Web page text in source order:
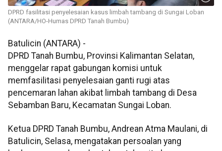
DPRD fasilitasi penyelesaian kasus limbah tambang di Sungai Loban
(ANTARA/HO-Humas DPRD Tanah Bumbu)
Batulicin (ANTARA) -
DPRD Tanah Bumbu, Provinsi Kalimantan Selatan,
menggelar rapat gabungan komisi untuk
memfasilitasi penyelesaian ganti rugi atas
pencemaran lahan akibat limbah tambang di Desa
Sebamban Baru, Kecamatan Sungai Loban.
Ketua DPRD Tanah Bumbu, Andrean Atma Maulani, di
Batulicin, Selasa, mengatakan persoalan yang